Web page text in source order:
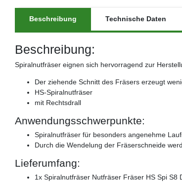
Beschreibung Technische Daten
Beschreibung:
Spiralnutfräser eignen sich hervorragend zur
Der ziehende Schnitt des Fräsers erzeugt
HS-Spiralnutfräser
mit Rechtsdrall
Anwendungsschwerpunkte:
Spiralnutfräser für besonders angenehme
Durch die Wendelung der Fräserschneide
Lieferumfang:
1x Spiralnutfräser Nutfräser Fräser HS Spi S8